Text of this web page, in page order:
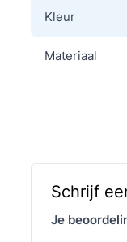
Kleur
Materiaal
Schrijf
Je